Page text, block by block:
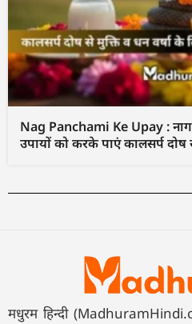
Nag Panchami Ke Upay :
उपायों को करके पाएं कालसर्प दोष
मधुरम हिन्दी